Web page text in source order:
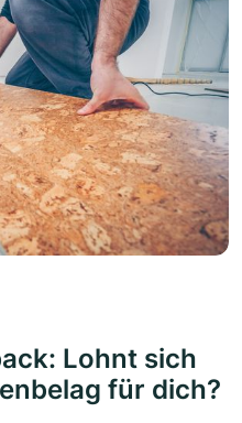
Lohnt sich
für dich?